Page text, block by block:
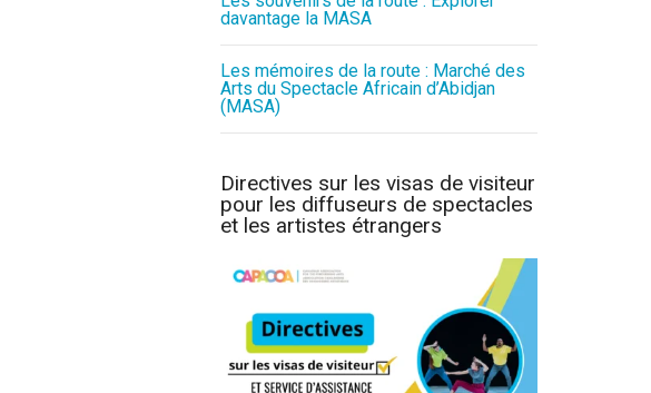
davantage la MASA
Les mémoires de la route : Marché des
Arts du Spectacle Africain d’Abidjan
(MASA)
Directives sur les visas de visiteur
pour les diffuseurs de spectacles
et les artistes étrangers